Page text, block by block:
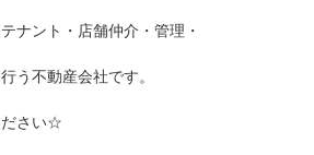
ナント・店舗仲介・管理・
う不動産会社です。
ださい☆